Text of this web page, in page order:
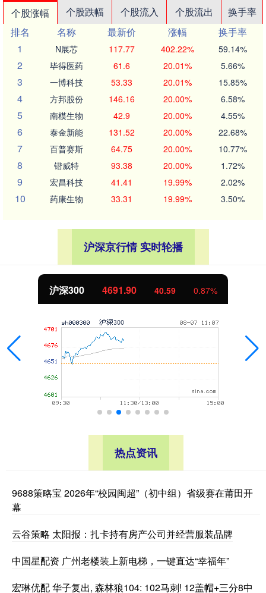
个股涨幅 个股跌幅 个股流入 个股流出
换手率
排名
名称 最新价 涨幅
换手率
1
N展芯 117.77 402.22% 59.14%
2 毕得医药 61.6 20.01% 5.66%
3 一博科技 53.33 20.01% 15.85%
4 方邦股份 146.16 20.00% 6.58%
5 南模生物 42.9 20.00% 4.55%
6 泰金新能 131.52 20.00% 22.68%
7 百普赛斯 64.75 20.00% 10.77%
8 锴威特 93.38 20.00% 1.72%
9 宏昌科技 41.41 19.99% 2.02%
10 药康生物 33.31 19.99% 3.50%
沪深京行情 实时轮播
北证50 1122.60 -0.28 -0.03%
热点资讯
9688策略宝 2026年“校园闽超”（初中组）省级赛在莆田开
幕
云谷策略 太阳报：扎卡持有房产公司并经营服装品牌
中国星配资 广州老楼装上新电梯，一键直达“幸福年”
宏琳优配 华子复出, 森林狼104: 102马刺! 12盖帽+三分8中